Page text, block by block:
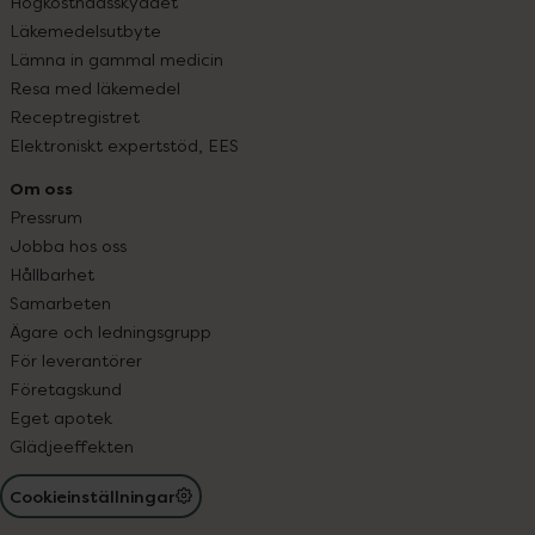
Läkemedelsutbyte
Lämna in gammal medicin
Resa med läkemedel
Receptregistret
Elektroniskt expertstöd, EES
Om oss
Pressrum
Jobba hos oss
Hållbarhet
Samarbeten
Ägare och ledningsgrupp
För leverantörer
Företagskund
Eget apotek
Glädjeeffekten
Cookieinställningar